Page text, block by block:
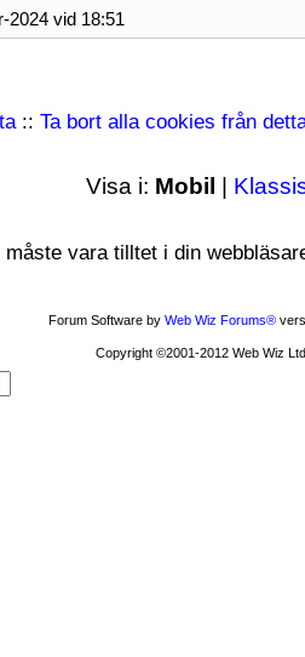
2024 vid 18:51
:: Ta bort alla cookies från
Visa i: Mobil |
vara tilltet i din
Forum Software by Web Wiz Forums®
Copyright ©2001-2012 Web Wiz